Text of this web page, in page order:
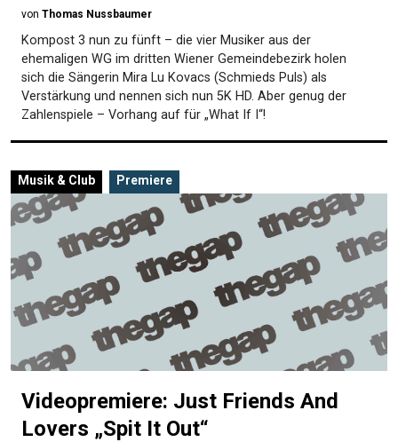
von Thomas Nussbaumer
Kompost 3 nun zu fünft – die vier Musiker aus der
ehemaligen WG im dritten Wiener Gemeindebezirk holen
sich die Sängerin Mira Lu Kovacs (Schmieds Puls) als
Verstärkung und nennen sich nun 5K HD. Aber genug der
Zahlenspiele – Vorhang auf für „What If I“!
Musik & Club Premiere
Videopremiere: Just Friends And
Lovers „Spit It Out“